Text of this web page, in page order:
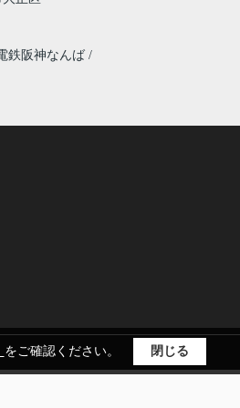
鉄阪神なんば
をご確認ください。 閉じる